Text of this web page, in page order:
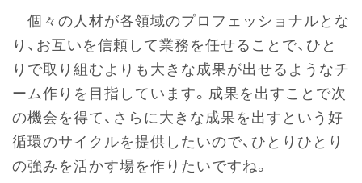
個々の人材が各領域のプロフェッショナルとな
り、お互いを信頼して業務を任せることで、ひと
りで取り組むよりも大きな成果が出せるようなチ
ーム作りを目指しています。成果を出すことで次
の機会を得て、さらに大きな成果を出すという好
循環のサイクルを提供したいので、ひとりひとり
の強みを活かす場を作りたいですね。